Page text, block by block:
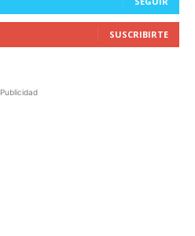
SUSCRIBIRTE
Publicidad